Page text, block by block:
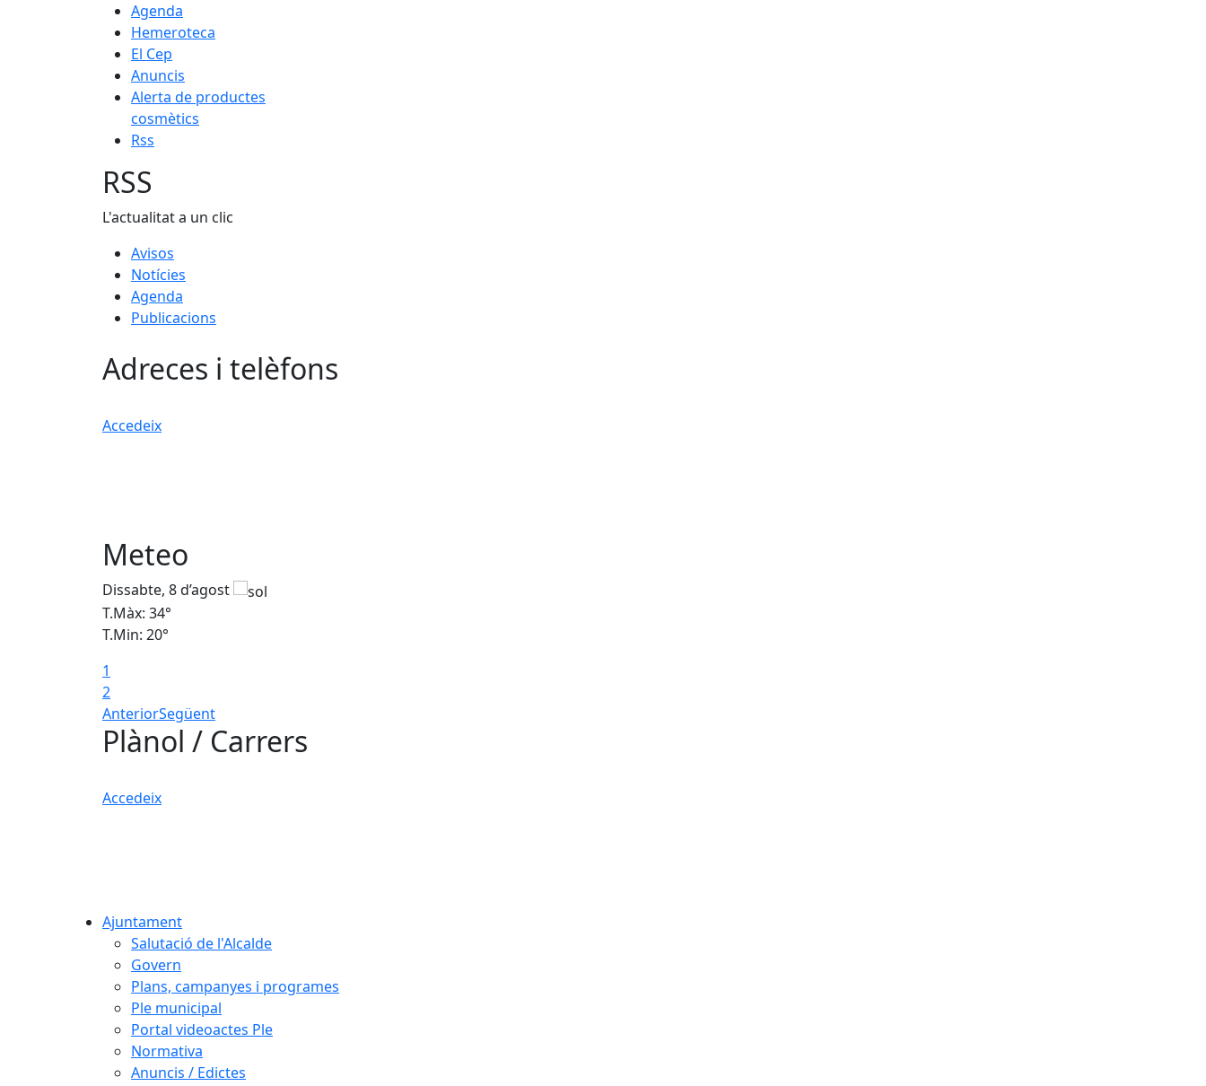
Agenda
Hemeroteca
El Cep
Anuncis
Alerta de productes
cosmètics
Rss
RSS
L'actualitat a un clic
Avisos
Notícies
Agenda
Publicacions
Adreces i telèfons
Accedeix
Meteo
Dissabte, 8 d’agost
T.Màx: 34°
T.Min: 20°
1
2
AnteriorSegüent
Plànol / Carrers
Accedeix
Ajuntament
Salutació de l'Alcalde
Govern
Plans, campanyes i programes
Ple municipal
Portal videoactes Ple
Normativa
Anuncis / Edictes